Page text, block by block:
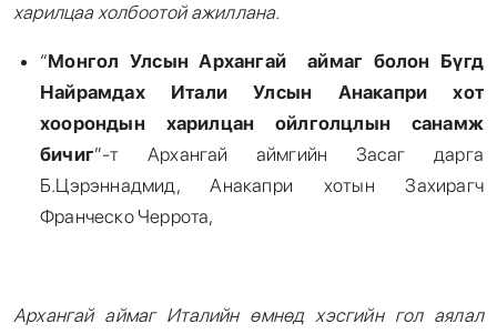
харилцаа холбоотой ажиллана.
“Монгол Улсын Архангай аймаг болон Бүгд
Найрамдах Итали Улсын Анакапри хот
хоорондын харилцан ойлголцлын санамж
бичиг”-т Архангай аймгийн Засаг дарга
Б.Цэрэннадмид, Анакапри хотын Захирагч
Франческо Черрота,
Архангай аймаг Италийн өмнөд хэсгийн гол аялал